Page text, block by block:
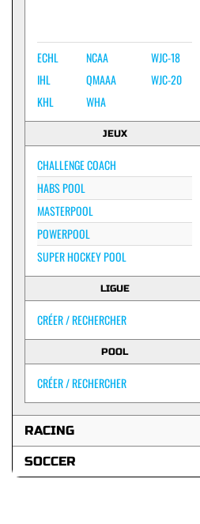
ECHL
IHL
KHL
NCAA
QMAAA
WHA
WJC-18
WJC-20
JEUX
CHALLENGE COACH
HABS POOL
MASTERPOOL
POWERPOOL
SUPER HOCKEY POOL
LIGUE
CRÉER / RECHERCHER
POOL
CRÉER / RECHERCHER
RACING
SOCCER